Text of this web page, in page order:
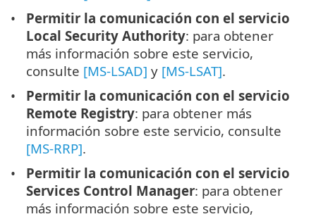
Permitir la comunicación con el servicio
Local Security Authority: para obtener
más información sobre este servicio,
consulte [MS-LSAD] y [MS-LSAT].
Permitir la comunicación con el servicio
Remote Registry: para obtener más
información sobre este servicio, consulte
[MS-RRP].
Permitir la comunicación con el servicio
Services Control Manager: para obtener
más información sobre este servicio,